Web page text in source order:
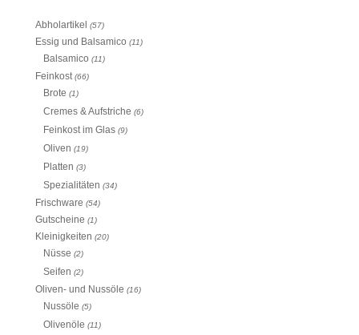
Abholartikel (57)
Essig und Balsamico (11)
Balsamico (11)
Feinkost (66)
Brote (1)
Cremes & Aufstriche (6)
Feinkost im Glas (9)
Oliven (19)
Platten (3)
Spezialitäten (34)
Frischware (54)
Gutscheine (1)
Kleinigkeiten (20)
Nüsse (2)
Seifen (2)
Oliven- und Nussöle (16)
Nussöle (5)
Olivenöle (11)